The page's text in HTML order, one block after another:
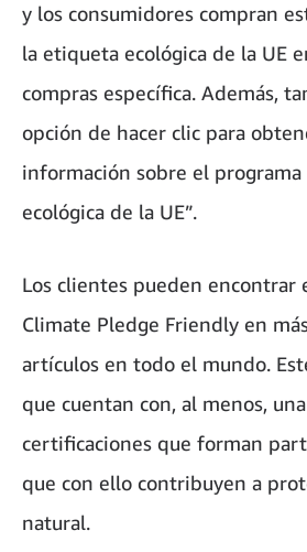
y los consumidores compran
la etiqueta ecológica de la UE
compras específica. Además,
opción de hacer clic para
información sobre el
ecológica de la UE”.
Los clientes pueden
Climate Pledge Friendly en
artículos en todo el mundo.
que cuentan con, al menos,
certificaciones que forman
que con ello contribuyen a
natural.